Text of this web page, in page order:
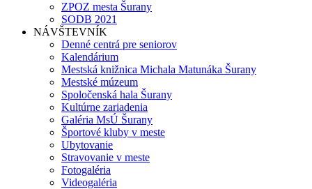
ZPOZ mesta Šurany
SODB 2021
NÁVŠTEVNÍK
Denné centrá pre seniorov
Kalendárium
Mestská knižnica Michala Matunáka Šurany
Mestské múzeum
Spoločenská hala Šurany
Kultúrne zariadenia
Galéria MsÚ Šurany
Športové kluby v meste
Ubytovanie
Stravovanie v meste
Fotogaléria
Videogaléria